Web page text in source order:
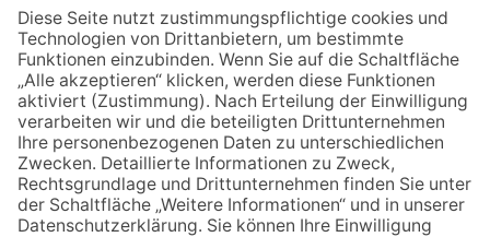
Mit der Eintragung in dem Newsletter erkläre ich mich mit der
Datenschutzerklärungvon Terraristik District einverstanden.
Versand